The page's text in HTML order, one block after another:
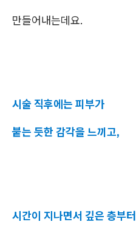
만들어내는데요.
시술 직후에는 피부가
붙는 듯한 감각을 느끼고,
시간이 지나면서 깊은 층부터